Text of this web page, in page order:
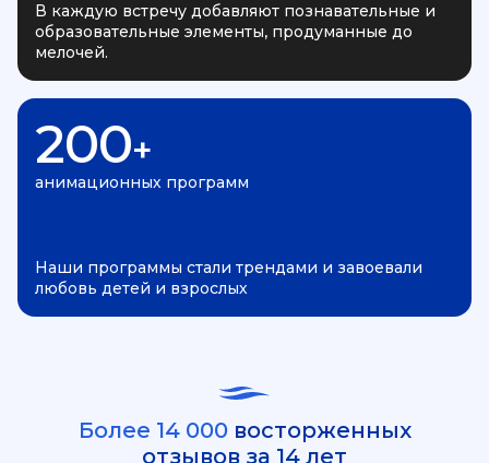
В каждую встречу добавляют познавательные и
образовательные элементы, продуманные до
мелочей.
200+
анимационных программ
Наши программы стали трендами и завоевали
любовь детей и взрослых
Более 14 000восторженных
отзывов за 14 лет